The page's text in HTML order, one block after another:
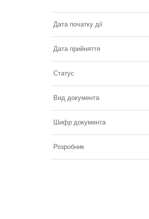
Дата початку дії
Дата прийняття
Статус
Вид документа
Шифр документа
Розробник